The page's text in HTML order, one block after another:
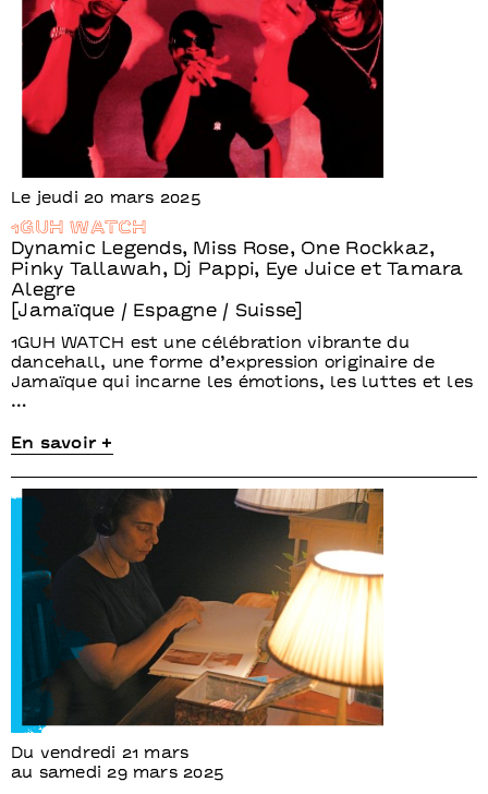
Le jeudi 20 mars 2025
1GUH WATCH
Dynamic Legends, Miss Rose, One Rockkaz,
Pinky Tallawah, Dj Pappi, Eye Juice et Tamara
Alegre
[Jamaïque / Espagne / Suisse]
1GUH WATCH est une célébration vibrante du
dancehall, une forme d’expression originaire de
Jamaïque qui incarne les émotions, les luttes et les
…
En savoir +
Du vendredi 21 mars
au samedi 29 mars 2025